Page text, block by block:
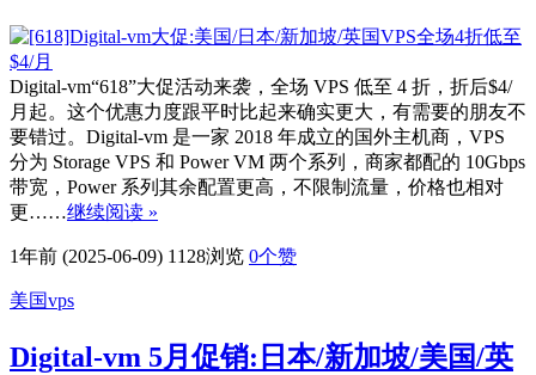
Digital-vm“618”大促活动来袭，全场 VPS 低至 4 折，折后$4/
月起。这个优惠力度跟平时比起来确实更大，有需要的朋友不
要错过。Digital-vm 是一家 2018 年成立的国外主机商，VPS
分为 Storage VPS 和 Power VM 两个系列，商家都配的 10Gbps
带宽，Power 系列其余配置更高，不限制流量，价格也相对
更……继续阅读 »
1年前 (2025-06-09) 1128浏览 0个赞
美国vps
Digital-vm 5月促销:日本/新加坡/美国/英